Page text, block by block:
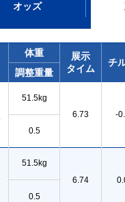
オッズ
体重
展示
タイム
チ
調整重量
51.5kg
6.73
-
0.5
51.5kg
6.74
0.5